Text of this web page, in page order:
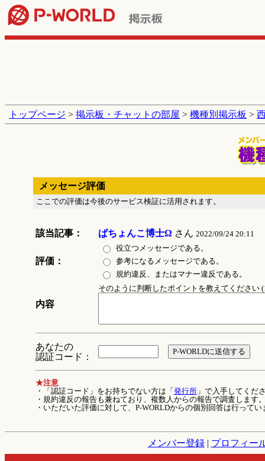
トップページ > 掲示板・チャットの部屋 > 機種別掲示板 >
メッセージ評価
ここでの評価は今後のサービス検証に活用されます。
該当記事： ぱちょんこ博士Ω さん 2022/09/24 20:11
評価：
役立つメッセージである。
参考になるメッセージである。
規約違反、またはマナー違反である。
内容
そのように判断したポイントを教えてください
あなたの
認証コード：
★注意
・「認証コード」をお持ちでない方は「 発行所」で入手してくだ
・規約違反の報告も兼ねており、複数人からの報告で調査します
・いただいた評価に対して、P-WORLDからの個別回答は行ってい
メンバー登録| プロフィー